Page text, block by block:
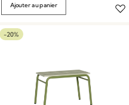
Ajouter au panier
-20%